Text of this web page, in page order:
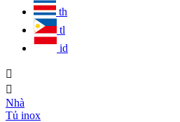
th
tl
id


Nhà
Tủ inox